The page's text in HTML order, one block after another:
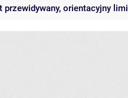
przewidywany, orientacyjny